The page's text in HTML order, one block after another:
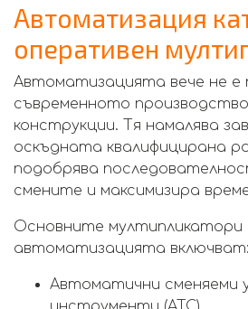
Автоматизация
оперативен
Автоматизацията вече не е
съвременното
конструкции. Тя намалява
оскъдната квалифицирана
подобрява
смените и максимизира
Основните мултипликатори
автоматизацията включват:
Автоматични сменяеми